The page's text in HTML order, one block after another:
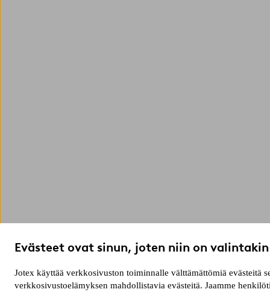
Evästeet ovat sinun, joten niin on
Jotex käyttää verkkosivuston toiminnalle välttämättömiä evästeitä
verkkosivustoelämyksen mahdollistavia evästeitä. Jaamme